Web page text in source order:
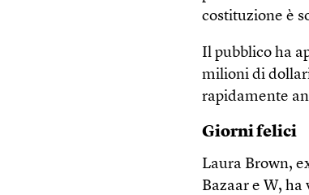
costituzione è
Il pubblico ha
milioni di
rapidamente
Giorni felici
Laura Brown,
Bazaar e W,